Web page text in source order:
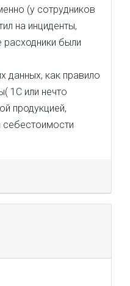
(у сотрудников
на инциденты,
расходники были
данных, как правило
1С или нечто
продукцией,
себестоимости